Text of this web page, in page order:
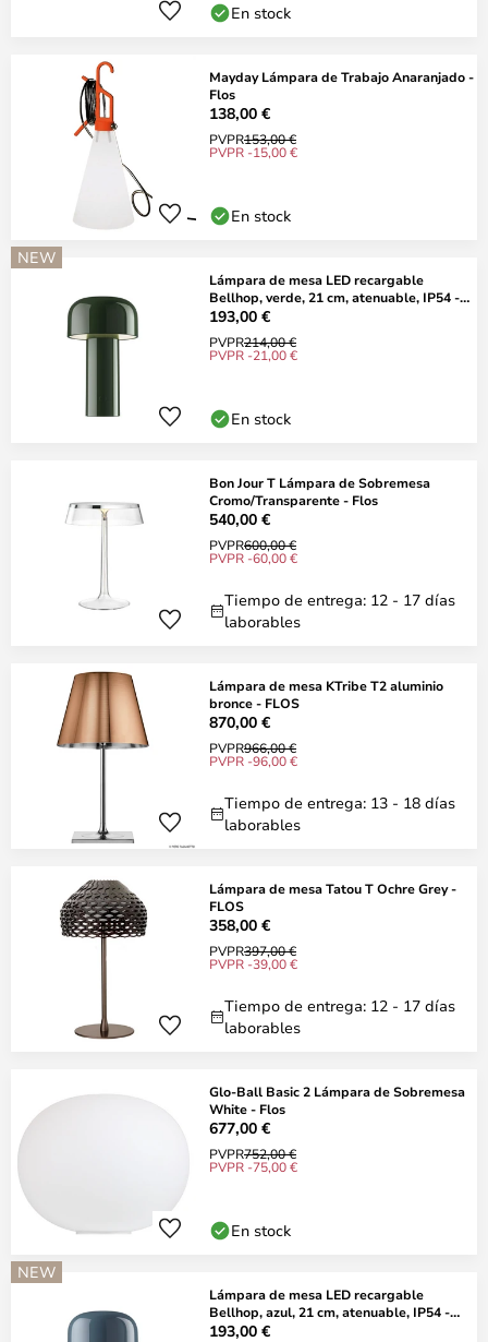
En stock
Mayday Lámpara de Trabajo Anaranjado -
Flos
138,00 €
PVPR153,00 €
PVPR -15,00 €
En stock
NEW
Lámpara de mesa LED recargable
Bellhop, verde, 21 cm, atenuable, IP54 -
FLOS
193,00 €
PVPR214,00 €
PVPR -21,00 €
En stock
Bon Jour T Lámpara de Sobremesa
Cromo/Transparente - Flos
540,00 €
PVPR600,00 €
PVPR -60,00 €
Tiempo de entrega: 12 - 17 días
laborables
Lámpara de mesa KTribe T2 aluminio
bronce - FLOS
870,00 €
PVPR966,00 €
PVPR -96,00 €
Tiempo de entrega: 13 - 18 días
laborables
Lámpara de mesa Tatou T Ochre Grey -
FLOS
358,00 €
PVPR397,00 €
PVPR -39,00 €
Tiempo de entrega: 12 - 17 días
laborables
Glo-Ball Basic 2 Lámpara de Sobremesa
White - Flos
677,00 €
PVPR752,00 €
PVPR -75,00 €
En stock
NEW
Lámpara de mesa LED recargable
Bellhop, azul, 21 cm, atenuable, IP54 -
FLOS
193,00 €